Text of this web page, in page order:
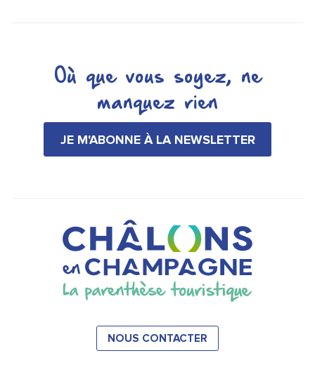
Où que vous soyez, ne
manquez rien
JE M'ABONNE À LA NEWSLETTER
NOUS CONTACTER